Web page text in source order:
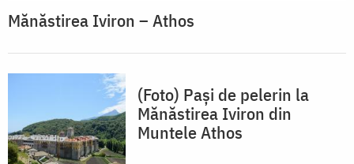
Mănăstirea Iviron – Athos
(Foto) Pași de pelerin la
Mănăstirea Iviron din
Muntele Athos